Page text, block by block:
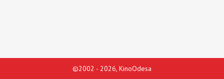
©2002 - 2026, KinoOdesa